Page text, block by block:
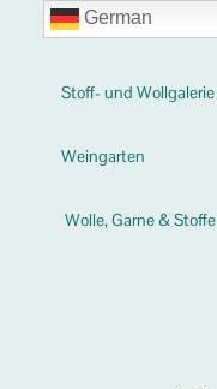
Stoff- und Wollgalerie
Weingarten
Wolle, Garne & Stoffe
German